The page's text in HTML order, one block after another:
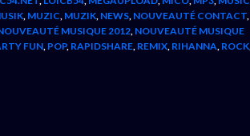
MUZIC MUZIK NEWS NOUVEAUTÉ CONTACT
MUSIQUE 2012 NOUVEAUTÉ MUSIQUE
FUN POP, RAPIDSHARE REMIX RIHANNA ROCK